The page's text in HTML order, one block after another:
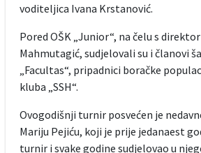
voditeljica Ivana Krstanović.
Pored OŠK „Junior“, na čelu s
Mahmutagić, sudjelovali su i članovi
„Facultas“, pripadnici boračke
kluba „SSH“.
Ovogodišnji turnir posvećen je
Mariju Pejiću, koji je prije jedanaest
turnir i svake godine sudjelovao u